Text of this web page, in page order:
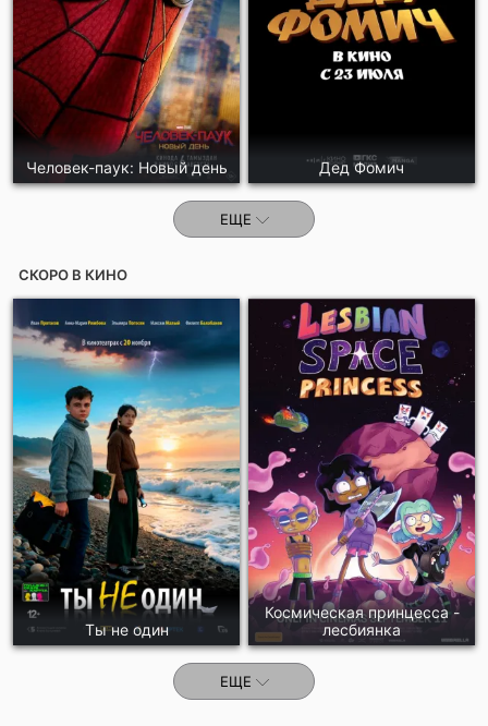
Человек-паук: Новый день Дед Фомич
ЕЩЕ
СКОРО В КИНО
Ты не один
Космическая принцесса -
лесбиянка
ЕЩЕ